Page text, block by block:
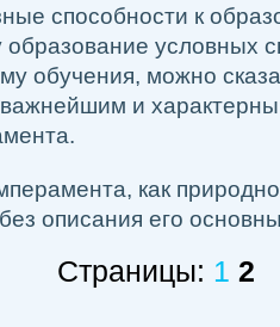
способности к
образование условных
обучения, можно
и
как
описания его
Страницы: 1 2